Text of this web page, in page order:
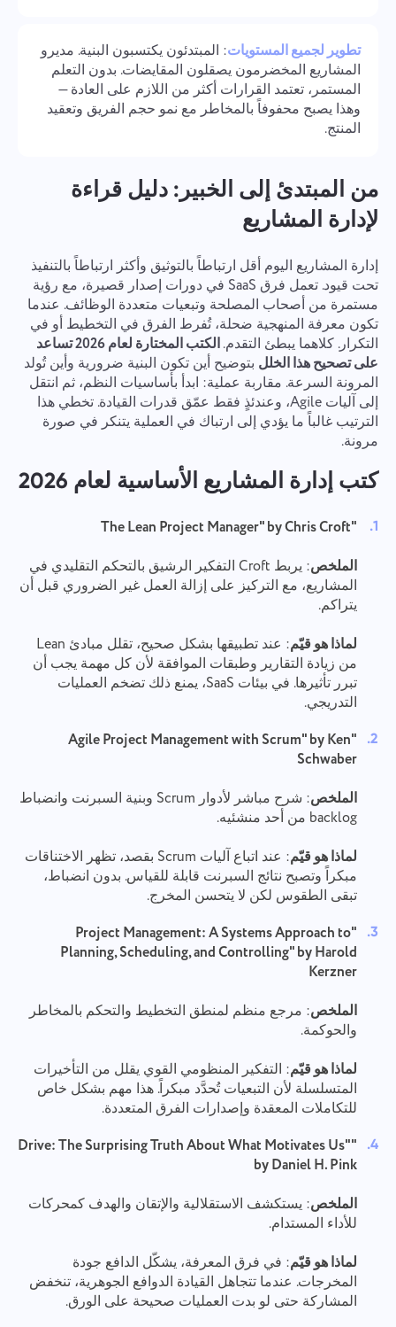
تطوير لجميع المستويات: المبتدئون يكتسبون البنية. مديرو
المشاريع المخضرمون يصقلون المقايضات. بدون التعلم
المستمر، تعتمد القرارات أكثر من اللازم على العادة —
وهذا يصبح محفوفاً بالمخاطر مع نمو حجم الفريق وتعقيد
المنتج.
من المبتدئ إلى الخبير: دليل قراءة
لإدارة المشاريع
إدارة المشاريع اليوم أقل ارتباطاً بالتوثيق وأكثر ارتباطاً بالتنفيذ
تحت قيود. تعمل فرق SaaS في دورات إصدار قصيرة، مع رؤية
مستمرة من أصحاب المصلحة وتبعيات متعددة الوظائف. عندما
تكون معرفة المنهجية ضحلة، تُفرط الفرق في التخطيط أو في
التكرار. كلاهما يبطئ التقدم.
الكتب المختارة لعام 2026 تساعد
على تصحيح هذا الخلل بتوضيح أين تكون البنية ضرورية وأين تُولد
المرونة السرعة. مقاربة عملية: ابدأ بأساسيات النظم، ثم انتقل
إلى آليات Agile، وعندئذٍ فقط عمّق قدرات القيادة. تخطي هذا
الترتيب غالباً ما يؤدي إلى ارتباك في العملية يتنكر في صورة
مرونة.
كتب إدارة المشاريع الأساسية لعام 2026
"The Lean Project Manager" by Chris Croft
الملخص
: يربط Croft التفكير الرشيق بالتحكم التقليدي في
المشاريع، مع التركيز على إزالة العمل غير الضروري قبل أن
يتراكم.
لماذا هو قيّم
: عند تطبيقها بشكل صحيح، تقلل مبادئ Lean
من زيادة التقارير وطبقات الموافقة لأن كل مهمة يجب أن
تبرر تأثيرها. في بيئات SaaS، يمنع ذلك تضخم العمليات
التدريجي.
"Agile Project Management with Scrum" by Ken
Schwaber
الملخص
: شرح مباشر لأدوار Scrum وبنية السبرنت وانضباط
backlog من أحد منشئيه.
لماذا هو قيّم
: عند اتباع آليات Scrum بقصد، تظهر الاختناقات
مبكراً وتصبح نتائج السبرنت قابلة للقياس. بدون انضباط،
تبقى الطقوس لكن لا يتحسن المخرج.
"Project Management: A Systems Approach to
Planning, Scheduling, and Controlling" by Harold
Kerzner
الملخص: مرجع منظم لمنطق التخطيط والتحكم بالمخاطر
والحوكمة.
لماذا هو قيّم: التفكير المنظومي القوي يقلل من التأخيرات
المتسلسلة لأن التبعيات تُحدَّد مبكراً. هذا مهم بشكل خاص
للتكاملات المعقدة وإصدارات الفرق المتعددة.
"Drive: The Surprising Truth About What Motivates Us"
by Daniel H. Pink
الملخص: يستكشف الاستقلالية والإتقان والهدف كمحركات
للأداء المستدام.
لماذا هو قيّم: في فرق المعرفة، يشكّل الدافع جودة
المخرجات. عندما تتجاهل القيادة الدوافع الجوهرية، تنخفض
المشاركة حتى لو بدت العمليات صحيحة على الورق.